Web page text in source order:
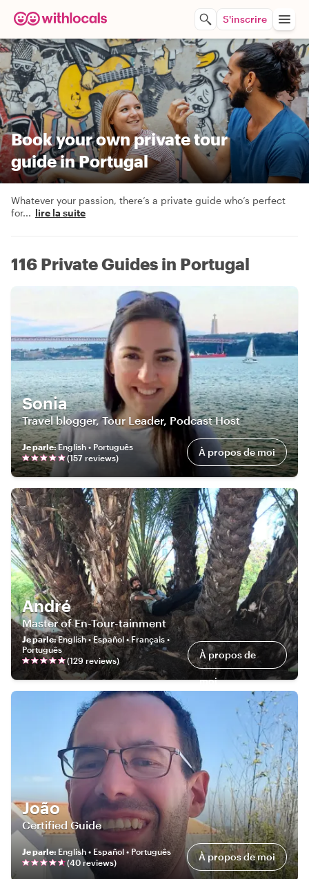
S'inscrire
Book your own private tour
guide in Portugal
Whatever your passion, there’s a private guide who’s perfect
for... lire la suite
116 Private Guides in Portugal
Sonia
Travel blogger, Tour Leader, Podcast Host
Je parle:English • Português
(157 reviews) À propos de moi
André
Master of En-Tour-tainment
Je parle:English • Español • Français •
Português
(129 reviews) À propos de
moi
João
Certified Guide
Je parle: English • Español • Português
(40 reviews) À propos de moi